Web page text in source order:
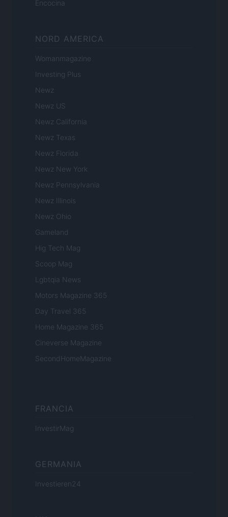
Encocina
NORD AMERICA
Womanmagazine
Investing Plus
Newz
Newz US
Newz California
Newz Texas
Newz Florida
Newz New York
Newz Pennsylvania
Newz Illinois
Newz Ohio
Gameland
Hig Tech Mag
Scoop Mag
Lgbtqia News
Motors Magazine 365
Day Travel 365
Home Magazine 365
Cineverse Magazine
SecondHomeMagazine
FRANCIA
InvestirMag
GERMANIA
Investieren24